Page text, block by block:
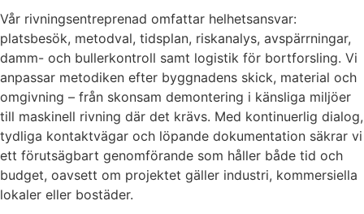
Vår rivningsentreprenad omfattar helhetsansvar:
platsbesök, metodval, tidsplan, riskanalys, avspärrningar,
damm- och bullerkontroll samt logistik för bortforsling. Vi
anpassar metodiken efter byggnadens skick, material och
omgivning – från skonsam demontering i känsliga miljöer
till maskinell rivning där det krävs. Med kontinuerlig dialog,
tydliga kontaktvägar och löpande dokumentation säkrar vi
ett förutsägbart genomförande som håller både tid och
budget, oavsett om projektet gäller industri, kommersiella
lokaler eller bostäder.